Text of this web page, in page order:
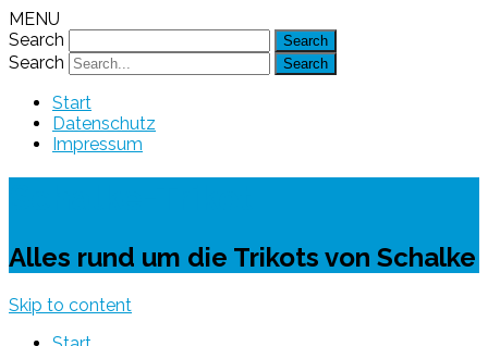
MENU
Search
Search
Start
Datenschutz
Impressum
Alles rund um die Trikots von Schalke
Skip to content